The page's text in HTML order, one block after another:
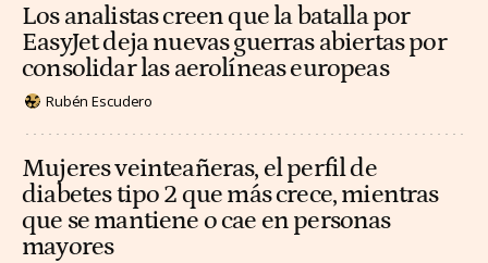
Los analistas creen que la batalla por
EasyJet deja nuevas guerras abiertas por
consolidar las aerolíneas europeas
Rubén Escudero
Mujeres veinteañeras, el perfil de
diabetes tipo 2 que más crece, mientras
que se mantiene o cae en personas
mayores